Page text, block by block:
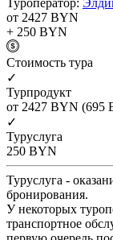
от 2427 BYN
+ 250 BYN
Cтоимость тура
✓
Турпродукт
от 2427 BYN (695
✓
Туруслуга
250 BYN
Туруслуга -
бронирования.
У некоторых
транспортное